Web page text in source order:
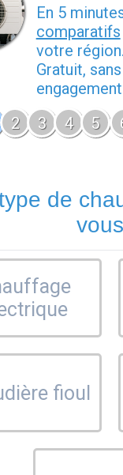
En 5
comparatifs
votre région.
Gratuit,
2 3 4 5
de
fioul